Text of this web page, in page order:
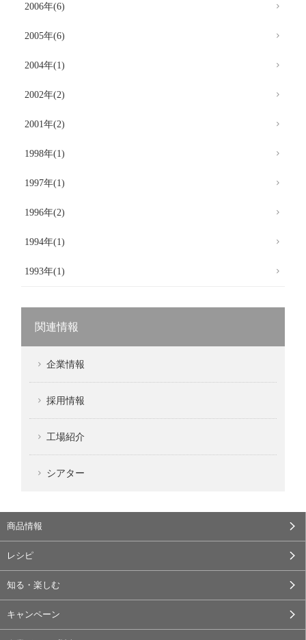
2006年(6)
2005年(6)
2004年(1)
2002年(2)
2001年(2)
1998年(1)
1997年(1)
1996年(2)
1994年(1)
1993年(1)
関連情報
企業情報
採用情報
工場紹介
シアター
商品情報
レシピ
知る・楽しむ
キャンペーン